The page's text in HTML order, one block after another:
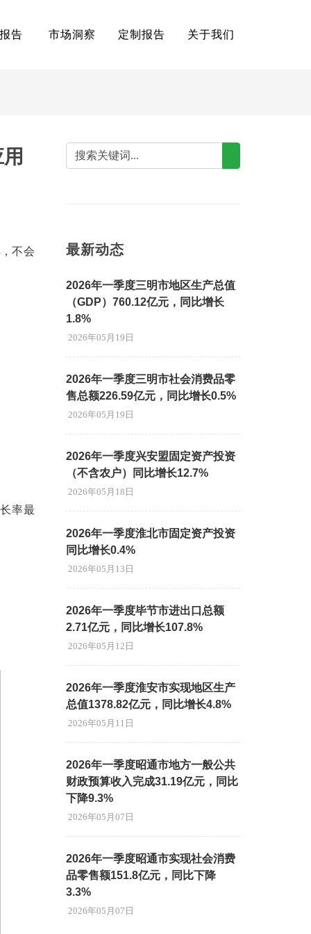
告 市场洞察 定制报告 关于我们
不会
率最
最新动态
2026年一季度三明市地区生产总值
（GDP）760.12亿元，同比增长
1.8%
2026年05月19日
2026年一季度三明市社会消费品零
售总额226.59亿元，同比增长0.5%
2026年05月19日
2026年一季度兴安盟固定资产投资
（不含农户）同比增长12.7%
2026年05月18日
2026年一季度淮北市固定资产投资
同比增长0.4%
2026年05月13日
2026年一季度毕节市进出口总额
2.71亿元，同比增长107.8%
2026年05月12日
2026年一季度淮安市实现地区生产
总值1378.82亿元，同比增长4.8%
2026年05月11日
2026年一季度昭通市地方一般公共
财政预算收入完成31.19亿元，同比
下降9.3%
2026年05月07日
2026年一季度昭通市实现社会消费
品零售额151.8亿元，同比下降
3.3%
2026年05月07日